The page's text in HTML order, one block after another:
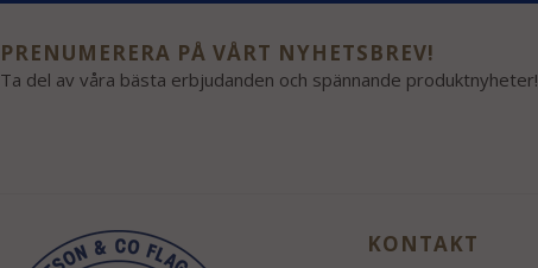
PRENUMERERA PÅ VÅRT NYHETSBREV!
Ta del av våra bästa erbjudanden och spännande produktnyheter!
KONTAKT